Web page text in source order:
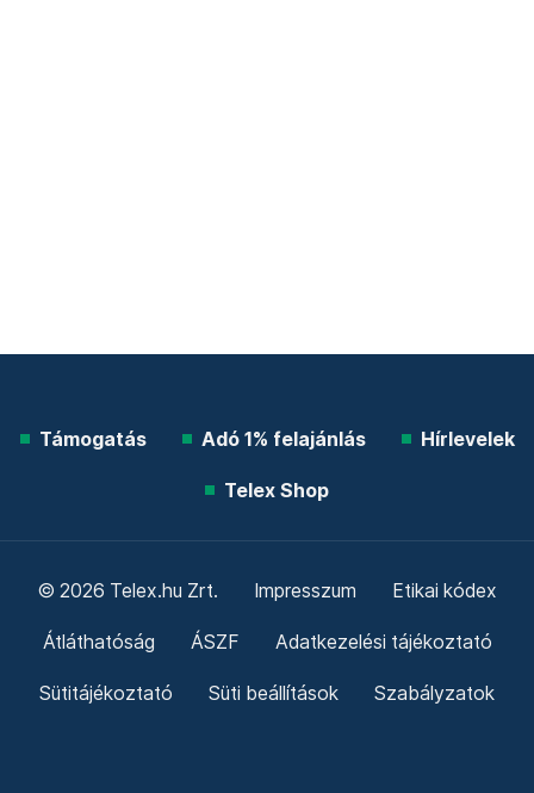
Támogatás Adó 1% felajánlás Hírlevelek
Telex Shop
© 2026 Telex.hu Zrt. Impresszum Etikai kódex
Átláthatóság ÁSZF Adatkezelési tájékoztató
Sütitájékoztató Süti beállítások Szabályzatok